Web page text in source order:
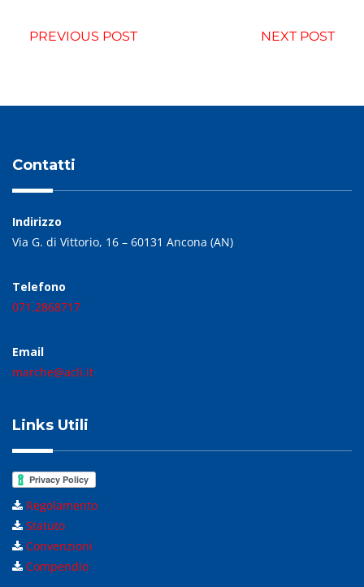
PREVIOUS POST NEXT POST
Contatti
Indirizzo
Via G. di Vittorio, 16 – 60131 Ancona (AN)
Telefono
071.2868717
Email
marche@acli.it
Links Utili
Regolamento
Statuto
Convenzioni
Compendio